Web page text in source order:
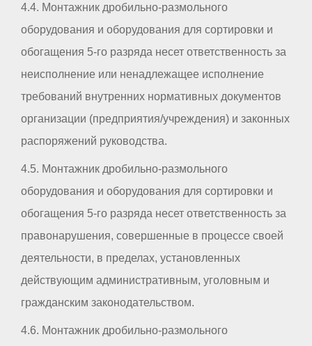
4.4. Монтажник дробильно-размольного
оборудования и оборудования для сортировки и
обогащения 5-го разряда несет ответственность за
неисполнение или ненадлежащее исполнение
требований внутренних нормативных документов
организации (предприятия/учреждения) и законных
распоряжений руководства.
4.5. Монтажник дробильно-размольного
оборудования и оборудования для сортировки и
обогащения 5-го разряда несет ответственность за
правонарушения, совершенные в процессе своей
деятельности, в пределах, установленных
действующим административным, уголовным и
гражданским законодательством.
4.6. Монтажник дробильно-размольного